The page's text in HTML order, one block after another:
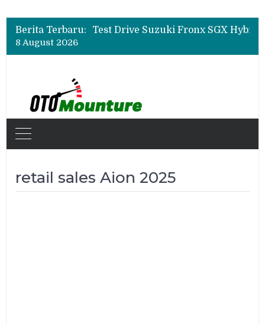
Berita Terbaru:
Beli Mobil Jangan Cuma Lihat Cicilan, TAF dan OJK Tekankan Pentingnya Literasi Keuangan
Beli Mobil Jangan Cuma Lihat Cicilan, TAF dan OJK Tekankan Pentingnya Literasi Keuangan
8 August 2026
retail sales Aion 2025